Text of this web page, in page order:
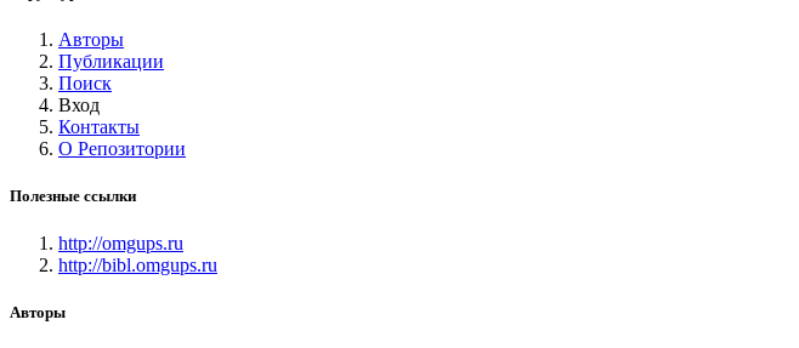
Авторы
Публикации
Поиск
Вход
Контакты
О Репозитории
Полезные ссылки
http://omgups.ru
http://bibl.omgups.ru
Авторы